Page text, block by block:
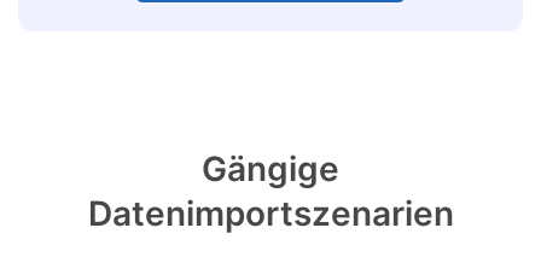
Gängige
Datenimportszenarien